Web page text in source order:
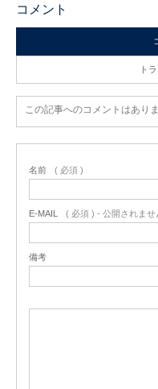
コメント
ト
この記事へのコメントはありま
名前 ( 必須 )
E-MAIL ( 必須 ) - 公開されませ
備考